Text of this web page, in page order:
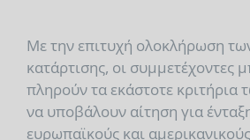
Με την επιτυχή ολοκλήρωση
κατάρτισης, οι συμμετέχοντες
πληρούν τα εκάστοτε κριτήρια
να υποβάλουν αίτηση για
ευρωπαϊκούς και αμερικανικούς